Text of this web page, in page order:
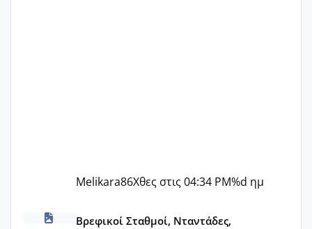
Melikara86Χθες στις 04:34 PM%d ημ
ΠΑΙΔΙΚΟΙ ΣΤΑΘΜΟΙ ΜΕ ΕΣΠΑ
Βρεφικοί Σταθμοί, Νταντάδες,